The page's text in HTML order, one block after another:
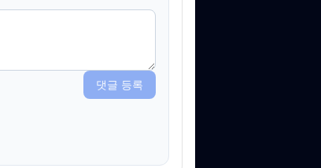
댓글 등록